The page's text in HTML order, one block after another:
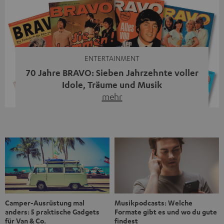
Streaming-System vereint hochwertige HiFi-Technik,
moderne Streaming-Funktionen und hohe Flexibilität in
einem einzigen Gerät – und zeigt, dass man für großen
Sound heute keine klassische HiFi-Anlage mehr braucht.
ENTERTAINMENT
70 Jahre BRAVO: Sieben Jahrzehnte voller
Idole, Träume und Musik
mehr
1956 begleitet das Magazin Jugendliche durch Rock und
Pop, kleine Schwärmereien und große Fragen. Zum 70.
Jubiläum werfen wir einen Blick zurück. Vom Filmheft zur
Jugendmarke: Wie die BRAVO ihren Ton fand Als die […]
Camper-Ausrüstung mal
anders: 5 praktische Gadgets
für Van & Co.
Musikpodcasts: Welche
Formate gibt es und wo du gute
findest